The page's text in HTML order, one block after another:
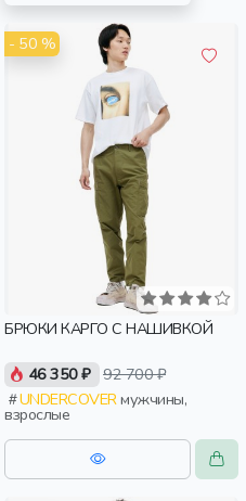
- 50 %
БРЮКИ КАРГО С НАШИВКОЙ
46 350 ₽ 92 700 ₽
UNDERCOVERмужчины,
взрослые